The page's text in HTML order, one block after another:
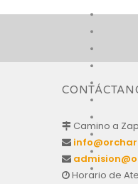
Camino a
Horario de